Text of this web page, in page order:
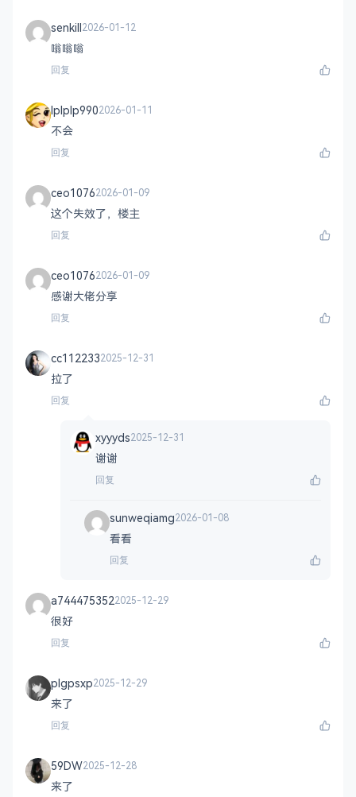
senkill2026-01-12
嗡嗡嗡
回复
lplplp9902026-01-11
不会
回复
ceo10762026-01-09
这个失效了，楼主
回复
ceo10762026-01-09
感谢大佬分享
回复
cc1122332025-12-31
拉了
回复
xyyyds2025-12-31
谢谢
回复
sunweqiamg2026-01-08
看看
回复
a7444753522025-12-29
很好
回复
plgpsxp2025-12-29
来了
回复
59DW2025-12-28
来了